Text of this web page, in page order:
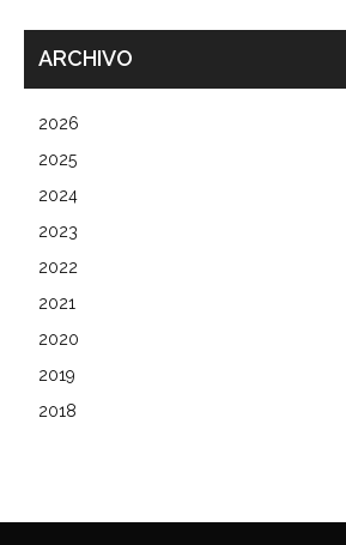
ARCHIVO
2026
2025
2024
2023
2022
2021
2020
2019
2018